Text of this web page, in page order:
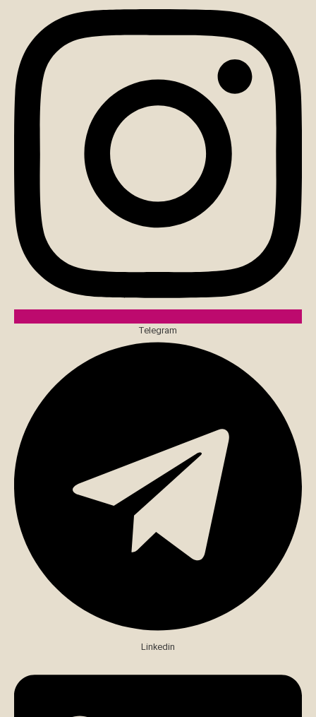
Telegram
Linkedin